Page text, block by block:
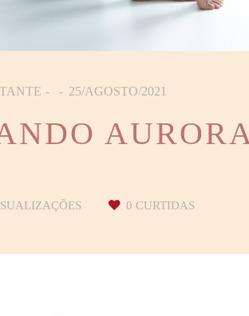
25/AGOSTO/2021
0 CURTIDAS